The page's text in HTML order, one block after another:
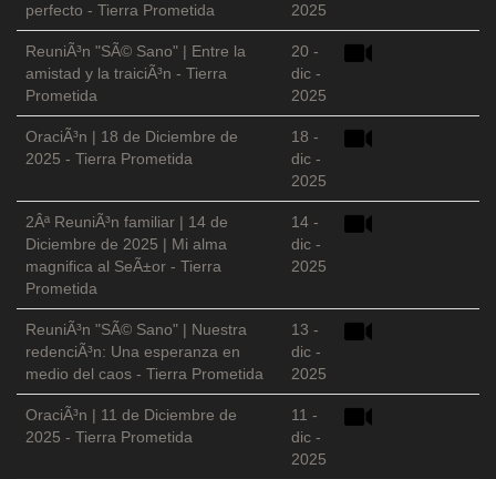
perfecto - Tierra Prometida
2025
ReuniÃ³n "SÃ© Sano" | Entre la
amistad y la traiciÃ³n - Tierra
Prometida
20 -
dic -
2025
OraciÃ³n | 18 de Diciembre de
2025 - Tierra Prometida
18 -
dic -
2025
2Âª ReuniÃ³n familiar | 14 de
Diciembre de 2025 | Mi alma
magnifica al SeÃ±or - Tierra
Prometida
14 -
dic -
2025
ReuniÃ³n "SÃ© Sano" | Nuestra
redenciÃ³n: Una esperanza en
medio del caos - Tierra Prometida
13 -
dic -
2025
OraciÃ³n | 11 de Diciembre de
2025 - Tierra Prometida
11 -
dic -
2025